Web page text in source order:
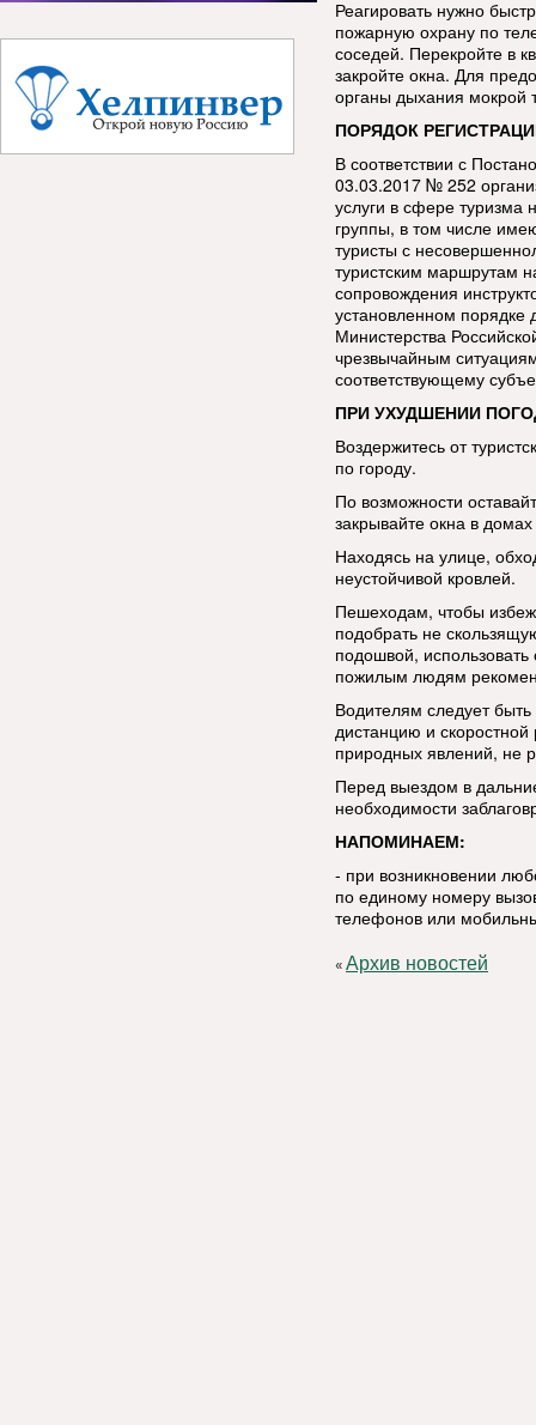
Реагировать нужно
пожарную охрану по
соседей. Перекройте в
закройте окна. Для
органы дыхания мокрой
ПОРЯДОК
В соответствии с
03.03.2017 № 252
услуги в сфере туризма
группы, в том числе
туристы с
туристским маршрутам
сопровождения
установленном
Министерства
чрезвычайным
соответствующему
ПРИ УХУДШЕНИИ
Воздержитесь от
по городу.
По возможности
закрывайте окна в
Находясь на улице,
неустойчивой кровлей.
Пешеходам, чтобы
подобрать не
подошвой,
пожилым людям
Водителям следует
дистанцию и
природных явлений, не
Перед выездом в
необходимости
НАПОМИНАЕМ:
- при возникновении
по единому номеру
телефонов или
«Архив новостей